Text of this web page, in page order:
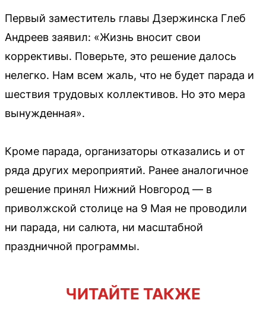
Первый заместитель главы Дзержинска Глеб
Андреев заявил: «Жизнь вносит свои
коррективы. Поверьте, это решение далось
нелегко. Нам всем жаль, что не будет парада и
шествия трудовых коллективов. Но это мера
вынужденная».
Кроме парада, организаторы отказались и от
ряда других мероприятий. Ранее аналогичное
решение принял Нижний Новгород — в
приволжской столице на 9 Мая не проводили
ни парада, ни салюта, ни масштабной
праздничной программы.
ЧИТАЙТЕ ТАКЖЕ